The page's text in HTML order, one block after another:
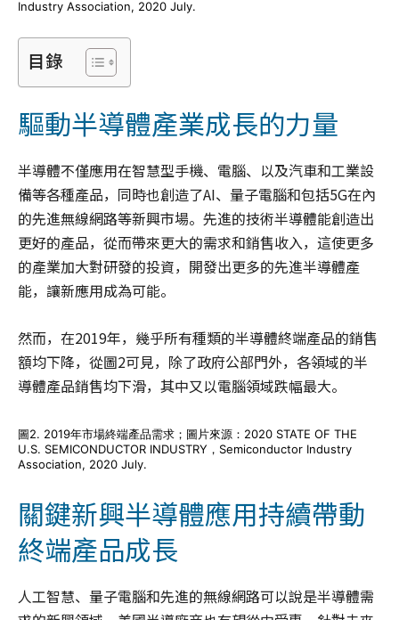
Industry Association, 2020 July.
目錄
驅動半導體產業成長的力量
半導體不僅應用在智慧型手機、電腦、以及汽車和工業設
備等各種產品，同時也創造了AI、量子電腦和包括5G在內
的先進無線網路等新興市場。先進的技術半導體能創造出
更好的產品，從而帶來更大的需求和銷售收入，這使更多
的產業加大對研發的投資，開發出更多的先進半導體產
能，讓新應用成為可能。
然而，在2019年，幾乎所有種類的半導體終端產品的銷售
額均下降，從圖2可見，除了政府公部門外，各領域的半
導體產品銷售均下滑，其中又以電腦領域跌幅最大。
圖2. 2019年市場終端產品需求；圖片來源：2020 STATE OF THE
U.S. SEMICONDUCTOR INDUSTRY，Semiconductor Industry
Association, 2020 July.
關鍵新興半導體應用持續帶動
終端產品成長
人工智慧、量子電腦和先進的無線網路可以說是半導體需